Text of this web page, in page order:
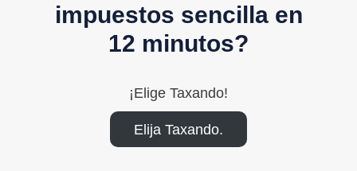
impuestos sencilla en
12 minutos?
¡Elige Taxando!
Elija Taxando.